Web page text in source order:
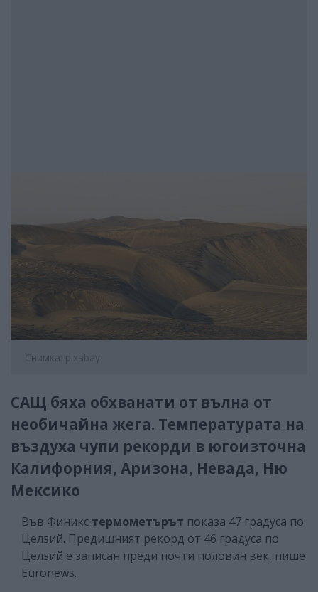
Снимка: pixabay
САЩ бяха обхванати от вълна от
необичайна жега. Температурата на
въздуха чупи рекорди в югоизточна
Калифорния, Аризона, Невада, Ню
Мексико
Във Финикс термометърът показа 47 градуса по
Целзий. Предишният рекорд от 46 градуса по
Целзий е записан преди почти половин век, пише
Euronews.